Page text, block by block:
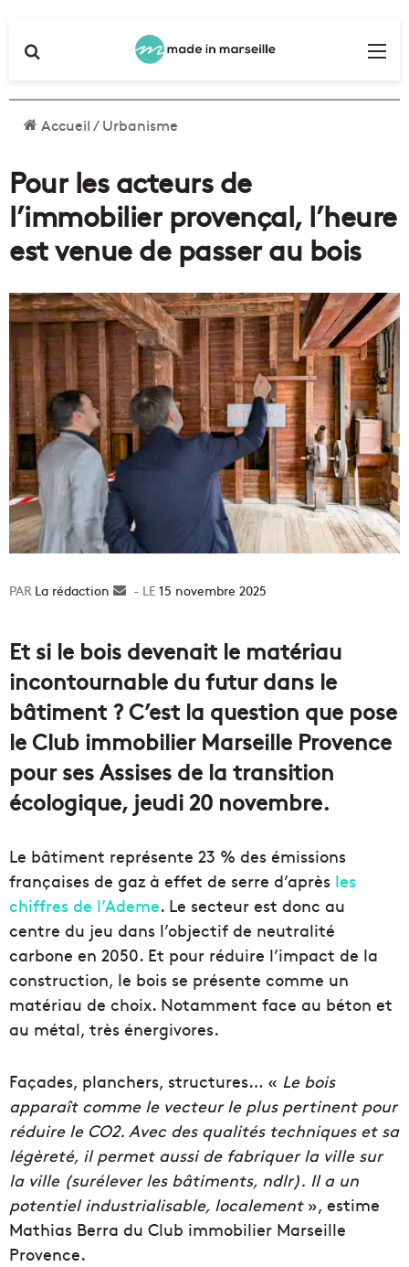
Accueil/Urbanisme
Pour les acteurs de
l’immobilier provençal, l’heure
est venue de passer au bois
La rédaction
Envoyer15 novembre 2025
Et si le bois devenait le matériau
incontournable du futur dans le
bâtiment ? C’est la question que pose
le Club immobilier Marseille Provence
pour ses Assises de la transition
écologique, jeudi 20 novembre.
Le bâtiment représente 23 % des émissions
françaises de gaz à effet de serre d’après les
chiffres de l’Ademe. Le secteur est donc au
centre du jeu dans l’objectif de neutralité
carbone en 2050. Et pour réduire l’impact de la
construction, le bois se présente comme un
matériau de choix. Notamment face au béton et
au métal, très énergivores.
Façades, planchers, structures… « Le bois
apparaît comme le vecteur le plus pertinent pour
réduire le CO2. Avec des qualités techniques et sa
légèreté, il permet aussi de fabriquer la ville sur
la ville (surélever les bâtiments, ndlr). Il a un
potentiel industrialisable, localement», estime
Mathias Berra du Club immobilier Marseille
Provence.